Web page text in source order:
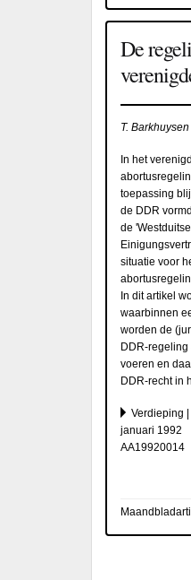
De
T. Barkhuysen
In het
toepassing
de DDR
de
situatie voor
In dit artikel
waarbinnen
worden de
DDR-
voeren en
DDR-recht in
Verdieping
januari 1992
AA19920014